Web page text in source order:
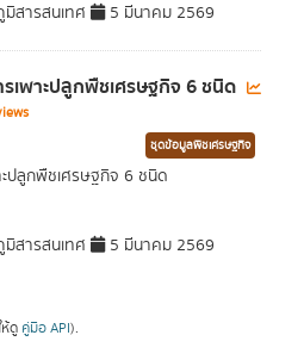
มิสารสนเทศ 5 มีนาคม 2569
เพาะปลูกพืชเศรษฐกิจ 6 ชนิด
ชุดข้อมูลพืชเศรษฐกิจ
ะปลูกพืชเศรษฐกิจ 6 ชนิด
มิสารสนเทศ 5 มีนาคม 2569
ห้ดู คู่มือ API).